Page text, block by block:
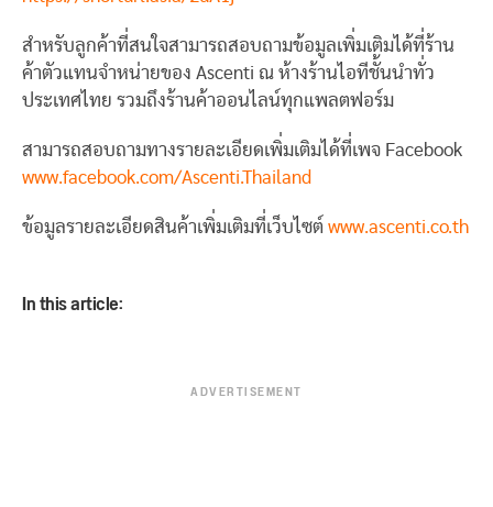
สำหรับลูกค้าที่สนใจสามารถสอบถามข้อมูลเพิ่มเติมได้ที่ร้าน
ค้าตัวแทนจำหน่ายของ Ascenti ณ ห้างร้านไอทีชั้นนำทั่ว
ประเทศไทย รวมถึงร้านค้าออนไลน์ทุกแพลตฟอร์ม
สามารถสอบถามทางรายละเอียดเพิ่มเติมได้ที่เพจ Facebook
www.facebook.com/Ascenti.Thailand
ข้อมูลรายละเอียดสินค้าเพิ่มเติมที่เว็บไซต์ www.ascenti.co.th
In this article:
ADVERTISEMENT